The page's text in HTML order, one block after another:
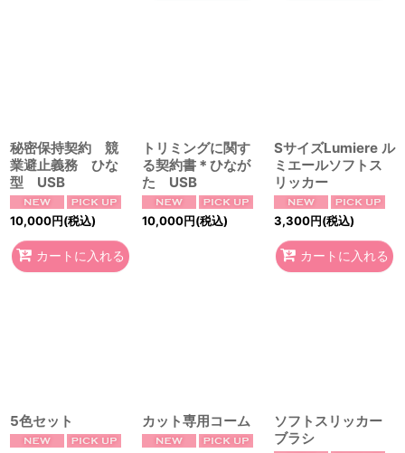
秘密保持契約 競
業避止義務 ひな
型 USB
10,000円(税込)
カートに入れる
トリミングに関す
る契約書＊ひなが
た USB
10,000円(税込)
SサイズLumiere ル
ミエールソフトス
リッカー
3,300円(税込)
カートに入れる
5色セット カット専用コーム
ソフトスリッカー
ブラシ